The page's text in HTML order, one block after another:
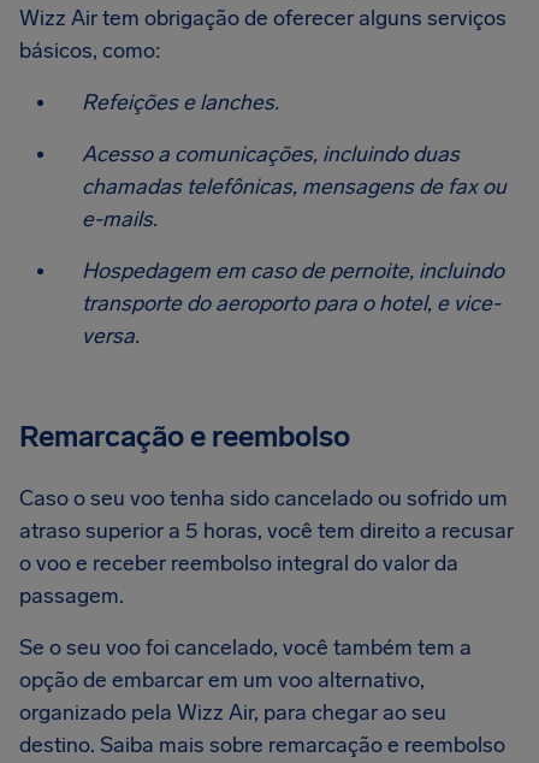
Wizz Air tem obrigação de oferecer alguns serviços
básicos, como:
Refeições e lanches.
Acesso a comunicações, incluindo duas
chamadas telefônicas, mensagens de fax ou
e-mails.
Hospedagem em caso de pernoite, incluindo
transporte do aeroporto para o hotel, e vice-
versa.
Remarcação e reembolso
Caso o seu voo tenha sido cancelado ou sofrido um
atraso superior a 5 horas, você tem direito a recusar
o voo e receber reembolso integral do valor da
passagem.
Se o seu voo foi cancelado, você também tem a
opção de embarcar em um voo alternativo,
organizado pela Wizz Air, para chegar ao seu
destino. Saiba mais sobre remarcação e reembolso